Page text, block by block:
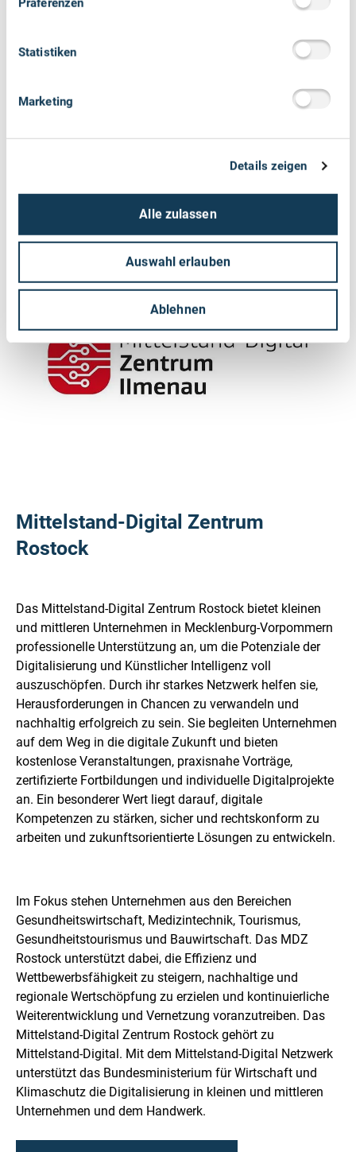
Statistiken
Marketing
Details zeigen
Alle zulassen
Auswahl erlauben
Ablehnen
innovativer und zukunftsfähiger zu handeln.
es, digitale Potenziale präzise zu erkennen und
Dr. Mauricio Matthesius, Geschäftsführer des
MDZ Ilmenau
Mittelstand-Digital Zentrum
Rostock
Das Mittelstand-Digital Zentrum Rostock bietet kleinen
und mittleren Unternehmen in Mecklenburg-Vorpommern
professionelle Unterstützung an, um die Potenziale der
Digitalisierung und Künstlicher Intelligenz voll
auszuschöpfen. Durch ihr starkes Netzwerk helfen sie,
Herausforderungen in Chancen zu verwandeln und
nachhaltig erfolgreich zu sein. Sie begleiten Unternehmen
auf dem Weg in die digitale Zukunft und bieten
kostenlose Veranstaltungen, praxisnahe Vorträge,
zertifizierte Fortbildungen und individuelle Digitalprojekte
an. Ein besonderer Wert liegt darauf, digitale
Kompetenzen zu stärken, sicher und rechtskonform zu
arbeiten und zukunftsorientierte Lösungen zu entwickeln.
Im Fokus stehen Unternehmen aus den Bereichen
Gesundheitswirtschaft, Medizintechnik, Tourismus,
Gesundheitstourismus und Bauwirtschaft. Das MDZ
Rostock unterstützt dabei, die Effizienz und
Wettbewerbsfähigkeit zu steigern, nachhaltige und
regionale Wertschöpfung zu erzielen und kontinuierliche
Weiterentwicklung und Vernetzung voranzutreiben. Das
Mittelstand-Digital Zentrum Rostock gehört zu
Mittelstand-Digital. Mit dem Mittelstand-Digital Netzwerk
unterstützt das Bundesministerium für Wirtschaft und
Klimaschutz die Digitalisierung in kleinen und mittleren
Unternehmen und dem Handwerk.